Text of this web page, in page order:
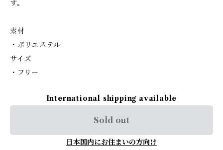
す。
素材
・ポリエステル
サイズ
・フリー
International shipping available
Sold out
日本国内にお住まいの方向け